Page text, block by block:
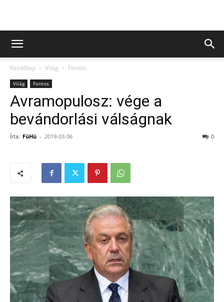
Kezdőlap Világ Fontos
Világ Fontos
Avramopulosz: vége a
bevándorlási válságnak
Írta: FüHü - 2019-03-06 0